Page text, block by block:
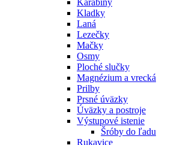
Kladky
Laná
Lezečky
Mačky
Osmy
Ploché slučky
Magnézium a vrecká
Prilby
Prsné úväzky
Úväzky a postroje
Výstupové istenie
Šróby do ľadu
Rukavice